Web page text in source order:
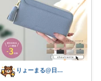
りょーまる@日用品×ファッション